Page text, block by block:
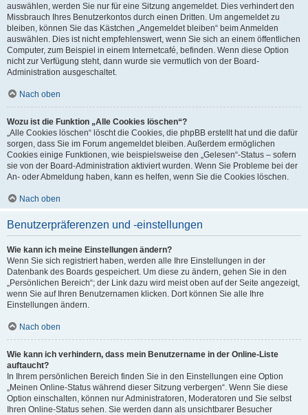
auswählen, werden Sie nur für eine Sitzung angemeldet. Dies verhindert den
Missbrauch Ihres Benutzerkontos durch einen Dritten. Um angemeldet zu
bleiben, können Sie das Kästchen „Angemeldet bleiben“ beim Anmelden
auswählen. Dies ist nicht empfehlenswert, wenn Sie sich an einem öffentlichen
Computer, zum Beispiel in einem Internetcafé, befinden. Wenn diese Option
nicht zur Verfügung steht, dann wurde sie vermutlich von der Board-
Administration ausgeschaltet.
Nach oben
Wozu ist die Funktion „Alle Cookies löschen“?
„Alle Cookies löschen“ löscht die Cookies, die phpBB erstellt hat und die dafür
sorgen, dass Sie im Forum angemeldet bleiben. Außerdem ermöglichen
Cookies einige Funktionen, wie beispielsweise den „Gelesen“-Status – sofern
sie von der Board-Administration aktiviert wurden. Wenn Sie Probleme bei der
An- oder Abmeldung haben, kann es helfen, wenn Sie die Cookies löschen.
Nach oben
Benutzerpräferenzen und -einstellungen
Wie kann ich meine Einstellungen ändern?
Wenn Sie sich registriert haben, werden alle Ihre Einstellungen in der
Datenbank des Boards gespeichert. Um diese zu ändern, gehen Sie in den
„Persönlichen Bereich“; der Link dazu wird meist oben auf der Seite angezeigt,
wenn Sie auf Ihren Benutzernamen klicken. Dort können Sie alle Ihre
Einstellungen ändern.
Nach oben
Wie kann ich verhindern, dass mein Benutzername in der Online-Liste
auftaucht?
In Ihrem persönlichen Bereich finden Sie in den Einstellungen eine Option
„Meinen Online-Status während dieser Sitzung verbergen“. Wenn Sie diese
Option einschalten, können nur Administratoren, Moderatoren und Sie selbst
Ihren Online-Status sehen. Sie werden dann als unsichtbarer Besucher